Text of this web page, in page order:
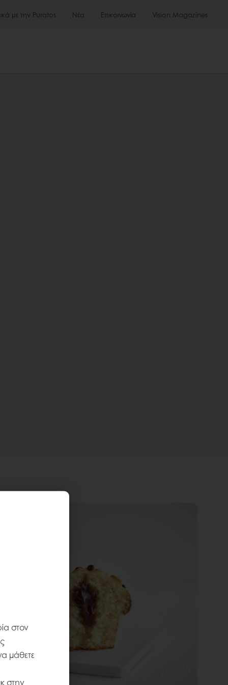
με την Puratos Νέα Επικοινωνία Vision Magazines
στον
μάθετε
στην